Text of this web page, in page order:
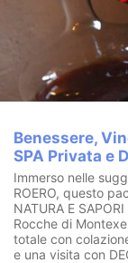
Benessere,
SPA Privata e
Immerso nelle
ROERO, questo
NATURA E
Rocche di
totale con
e una visita con